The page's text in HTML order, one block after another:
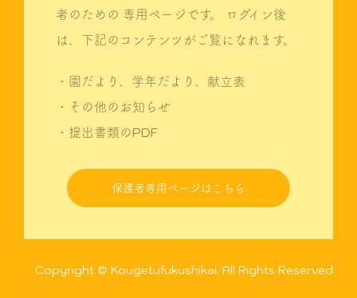
者のための 専用ページです。
ログイン後
は、下記のコンテンツがご覧になれます。
・園だより、学年だより、献立表
・その他のお知らせ
・提出書類のPDF
保護者専用ページはこちら
Copyright © Kougetufukushikai. All Rights Reserved